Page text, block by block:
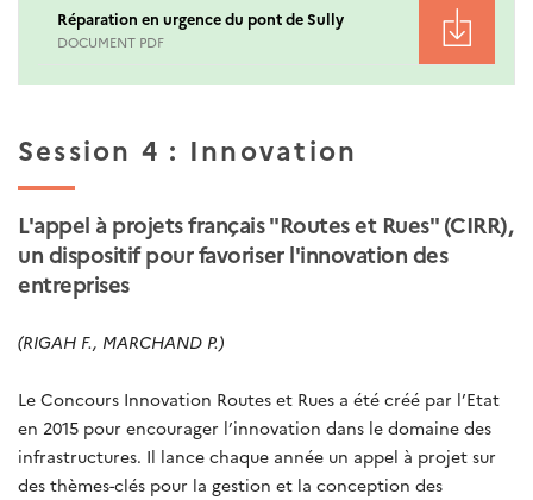
Réparation en urgence du pont de Sully
DOCUMENT PDF
Session 4 : Innovation
L'appel à projets français "Routes et Rues" (CIRR),
un dispositif pour favoriser l'innovation des
entreprises
(RIGAH F., MARCHAND P.)
Le Concours Innovation Routes et Rues a été créé par l’Etat
en 2015 pour encourager l’innovation dans le domaine des
infrastructures. Il lance chaque année un appel à projet sur
des thèmes-clés pour la gestion et la conception des